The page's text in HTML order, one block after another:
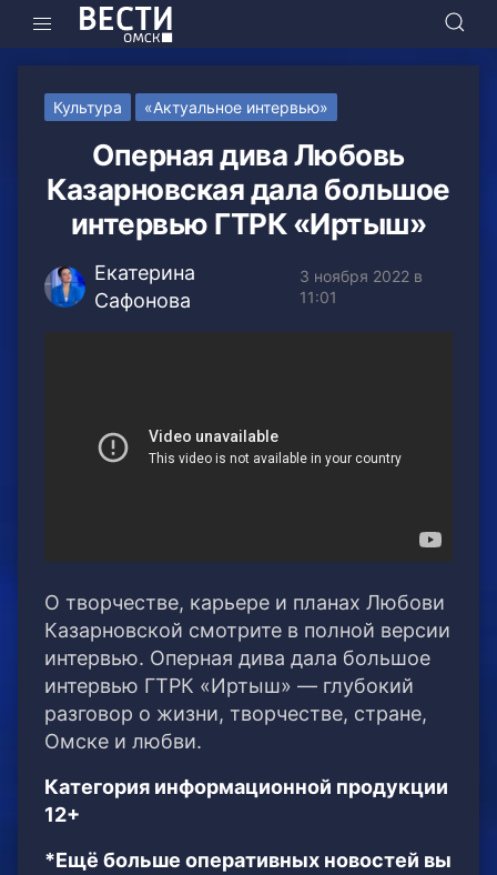
Культура «Актуальное интервью»
Оперная дива Любовь
Казарновская дала большое
интервью ГТРК «Иртыш»
Екатерина
Сафонова
3 ноября 2022 в
11:01
О творчестве, карьере и планах Любови
Казарновской смотрите в полной версии
интервью. Оперная дива дала большое
интервью ГТРК «Иртыш» — глубокий
разговор о жизни, творчестве, стране,
Омске и любви.
Категория информационной продукции
12+
*Ещё больше оперативных новостей вы